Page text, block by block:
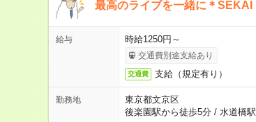
最高のライブを一緒に＊
給与 時給1250円～
交通費別途支給あり
交通費 支給（規定有り）
勤務地
東京都文京区
後楽園駅から徒歩5分/ 水道橋